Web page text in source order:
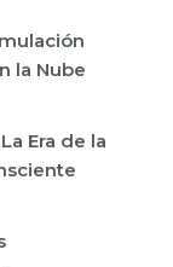
la Nube
Era de la